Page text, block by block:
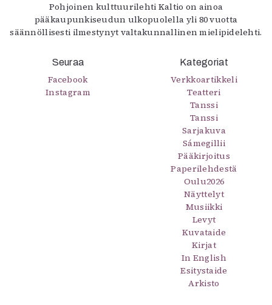
Pohjoinen kulttuurilehti Kaltio on ainoa
pääkaupunkiseudun ulkopuolella yli 80 vuotta
säännöllisesti ilmestynyt valtakunnallinen mielipidelehti.
Seuraa
Facebook
Instagram
Kategoriat
Verkkoartikkeli
Teatteri
Tanssi
Tanssi
Sarjakuva
Sámegillii
Pääkirjoitus
Paperilehdestä
Oulu2026
Näyttelyt
Musiikki
Levyt
Kuvataide
Kirjat
In English
Esitystaide
Arkisto